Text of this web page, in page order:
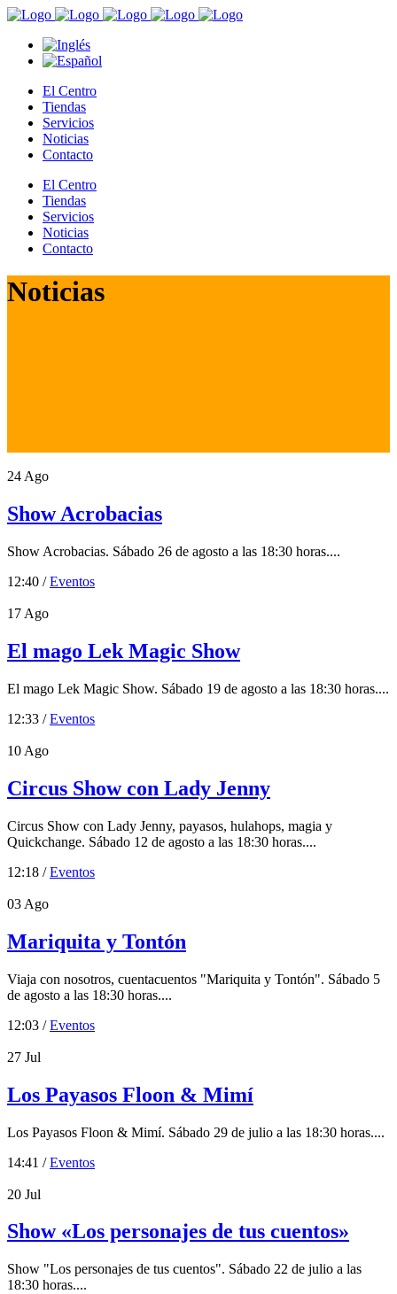
El Centro
Tiendas
Servicios
Noticias
Contacto
El Centro
Tiendas
Servicios
Noticias
Contacto
Noticias
24Ago
Show Acrobacias
Show Acrobacias. Sábado 26 de agosto a las 18:30 horas....
12:40 /Eventos
17 Ago
El mago Lek Magic Show
El mago Lek Magic Show. Sábado 19 de agosto a las 18:30 horas....
12:33 /Eventos
10 Ago
Circus Show con Lady Jenny
Circus Show con Lady Jenny, payasos, hulahops, magia y
Quickchange. Sábado 12 de agosto a las 18:30 horas....
12:18 /Eventos
03 Ago
Mariquita y Tontón
Viaja con nosotros, cuentacuentos "Mariquita y Tontón". Sábado 5
de agosto a las 18:30 horas....
12:03 /Eventos
27 Jul
Los Payasos Floon & Mimí
Los Payasos Floon & Mimí. Sábado 29 de julio a las 18:30 horas....
14:41 /Eventos
20 Jul
Show «Los personajes de tus cuentos»
Show "Los personajes de tus cuentos". Sábado 22 de julio a las
18:30 horas....